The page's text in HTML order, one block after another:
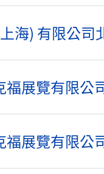
海) 有限公司
福展覽有限公
福展覽有限公